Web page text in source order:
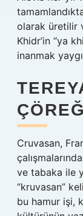
olarak üretilir
Khidr’in “ya
inanmak
Cruvasan,
ve tabaka ile
“kruvasan”
bu hamur işi,